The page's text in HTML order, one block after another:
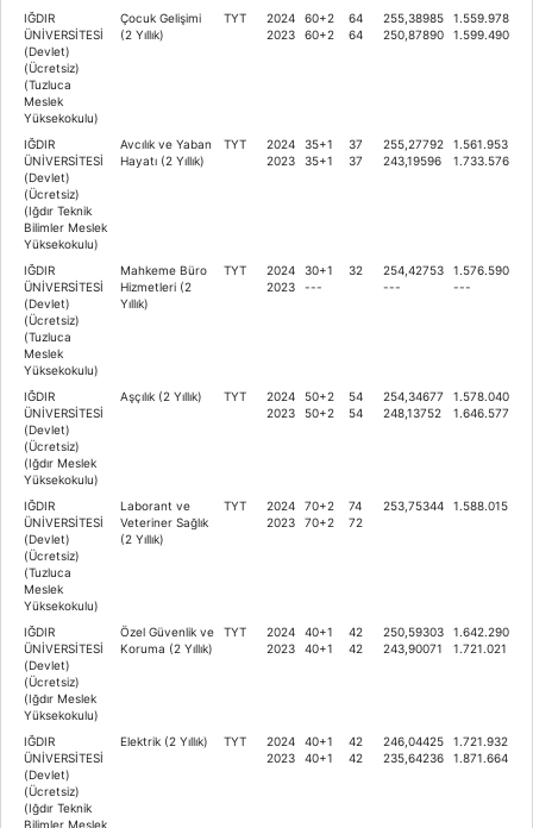
IĞDIR
ÜNİVERSİTESİ
(Devlet)
(Ücretsiz)
(Tuzluca
Meslek
Yüksekokulu)
Çocuk Gelişimi
(2 Yıllık)
TYT
2024
2023
60+2
60+2
64
64
255,38985
250,87890
1.559.978
1.599.490
IĞDIR
ÜNİVERSİTESİ
(Devlet)
(Ücretsiz)
(Iğdır Teknik
Bilimler Meslek
Yüksekokulu)
Avcılık ve Yaban
Hayatı (2 Yıllık)
TYT
2024
2023
35+1
35+1
37
37
255,27792
243,19596
1.561.953
1.733.576
IĞDIR
ÜNİVERSİTESİ
(Devlet)
(Ücretsiz)
(Tuzluca
Meslek
Yüksekokulu)
Mahkeme Büro
Hizmetleri (2
Yıllık)
TYT
2024
2023
30+1
---
32
254,42753
---
1.576.590
---
IĞDIR
ÜNİVERSİTESİ
(Devlet)
(Ücretsiz)
(Iğdır Meslek
Yüksekokulu)
Aşçılık (2 Yıllık) TYT
2024
2023
50+2
50+2
54
54
254,34677
248,13752
1.578.040
1.646.577
IĞDIR
ÜNİVERSİTESİ
(Devlet)
(Ücretsiz)
(Tuzluca
Meslek
Yüksekokulu)
Laborant ve
Veteriner Sağlık
(2 Yıllık)
TYT
2024
2023
70+2
70+2
74
72
253,75344 1.588.015
IĞDIR
ÜNİVERSİTESİ
(Devlet)
(Ücretsiz)
(Iğdır Meslek
Yüksekokulu)
Özel Güvenlik ve
Koruma (2 Yıllık)
TYT
2024
2023
40+1
40+1
42
42
250,59303
243,90071
1.642.290
1.721.021
IĞDIR
ÜNİVERSİTESİ
(Devlet)
(Ücretsiz)
(Iğdır Teknik
Bilimler Meslek
Elektrik (2 Yıllık) TYT
2024
2023
40+1
40+1
42
42
246,04425
235,64236
1.721.932
1.871.664